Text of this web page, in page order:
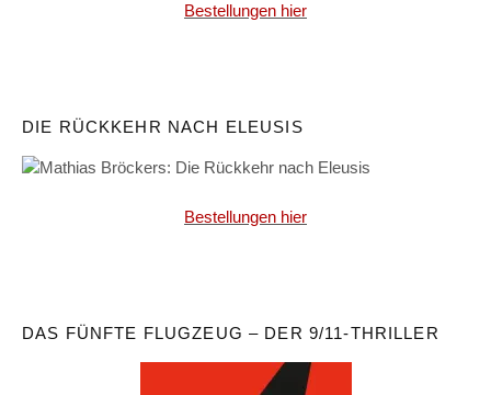
Bestellungen hier
DIE RÜCKKEHR NACH ELEUSIS
Bestellungen hier
DAS FÜNFTE FLUGZEUG – DER 9/11-THRILLER